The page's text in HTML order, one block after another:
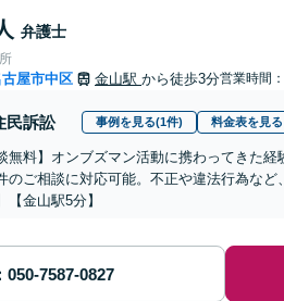
弁護士
屋市中区 金山駅 から徒歩3分営業時間
民訴訟 事例を見る(1件) 料金表を見る
無料】オンブズマン活動に携わってきた
のご相談に対応可能。不正や違法行為な
【金山駅5分】